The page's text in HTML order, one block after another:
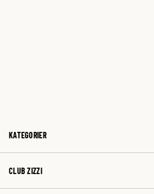
KATEGORIER
CLUB ZIZZI